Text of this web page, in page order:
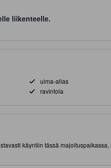
liikenteelle.
uima-allas
ravintola
käyntiin tässä
vain lyhyen matkan päässä